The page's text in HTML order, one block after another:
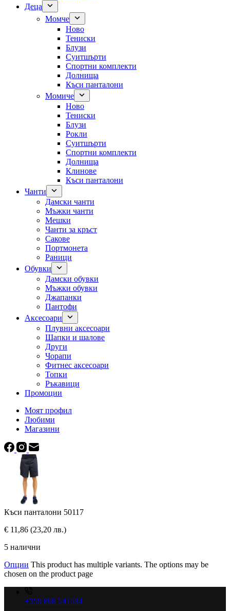
Деца
Момче
Ново
Тениски
Блузи
Суитшърти
Спортни комплекти
Долнища
Къси панталони
Момиче
Ново
Тениски
Блузи
Рокли
Суитшърти
Спортни комплекти
Долнища
Клинове
Къси панталони
Чанти
Дамски чанти
Мъжки чанти
Мешки
Чанти за кръст
Сакове
Портмонета
Раници
Обувки
Дамски обувки
Мъжки обувки
Джапанки
Пантофи
Аксесоари
Плувни аксесоари
Шапки и шалове
Други
Чорапи
Фитнес аксесоари
Топки
Ръкавици
Промоции
Моят профил
Любими
Магазини
Къси панталони 50117
€ 11,86 (23,20 лв.)
5 налични
Опции This product has multiple variants. The options may be
chosen on the product page
+359 898 541534